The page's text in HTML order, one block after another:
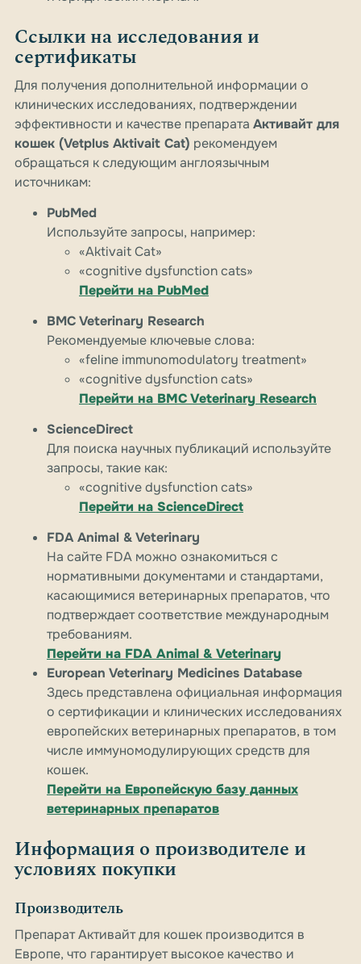
Ссылки на исследования и
сертификаты
Для получения дополнительной информации о
клинических исследованиях, подтверждении
эффективности и качестве препарата Активайт для
кошек (Vetplus Aktivait Cat) рекомендуем
обращаться к следующим англоязычным
источникам:
PubMed
Используйте запросы, например:
«Aktivait Cat»
«cognitive dysfunction cats»
Перейти на PubMed
BMC Veterinary Research
Рекомендуемые ключевые слова:
«feline immunomodulatory treatment»
«cognitive dysfunction cats»
Перейти на BMC Veterinary Research
ScienceDirect
Для поиска научных публикаций используйте
запросы, такие как:
«cognitive dysfunction cats»
Перейти на ScienceDirect
FDA Animal & Veterinary
На сайте FDA можно ознакомиться с
нормативными документами и стандартами,
касающимися ветеринарных препаратов, что
подтверждает соответствие международным
требованиям.
Перейти на FDA Animal & Veterinary
European Veterinary Medicines Database
Здесь представлена официальная информация
о сертификации и клинических исследованиях
европейских ветеринарных препаратов, в том
числе иммуномодулирующих средств для
кошек.
Перейти на Европейскую базу данных
ветеринарных препаратов
Информация о производителе и
условиях покупки
Производитель
Препарат Активайт для кошек производится в
Европе, что гарантирует высокое качество и